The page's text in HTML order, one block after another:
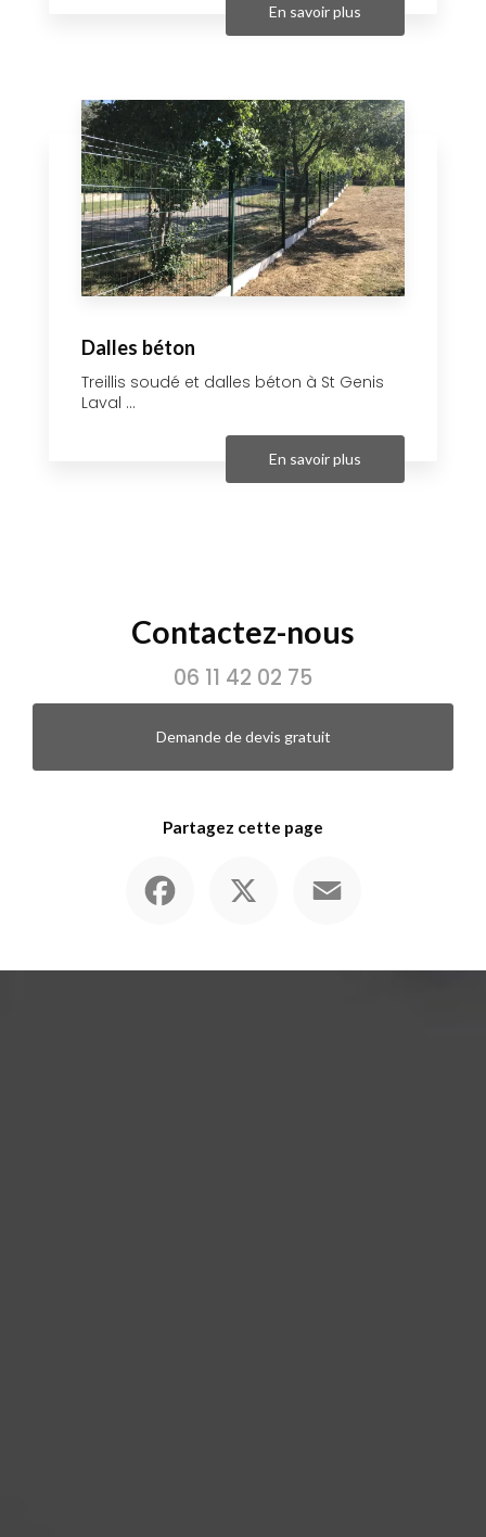
En savoir plus
Dalles béton
Treillis soudé et dalles béton à St Genis
Laval ...
En savoir plus
Contactez-nous
06 11 42 02 75
Demande de devis gratuit
Partagez cette page